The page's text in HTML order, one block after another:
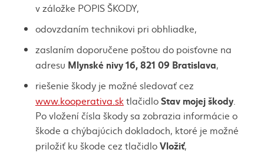
v záložke POPIS ŠKODY,
odovzdaním technikovi pri obhliadke,
zaslaním doporučene poštou do poisťovne na
adresu Mlynské nivy 16, 821 09 Bratislava,
riešenie škody je možné sledovať cez
www.kooperativa.sktlačidloStav mojej škody
Po vložení čísla škody sa zobrazia informácie o
škode a chýbajúcich dokladoch, ktoré je možné
priložiť ku škode cez tlačidloVložiť,